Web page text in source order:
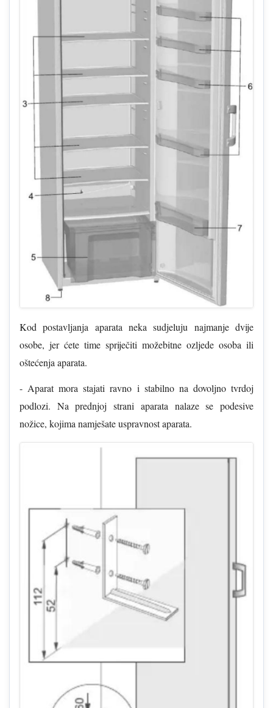
Kod postavljanja aparata neka sudjeluju najmanje dvije
osobe, jer ćete time spriječiti možebitne ozljede osoba ili
oštećenja aparata.
- Aparat mora stajati ravno i stabilno na dovoljno tvrdoj
podlozi. Na prednjoj strani aparata nalaze se podesive
nožice, kojima namješate uspravnost aparata.